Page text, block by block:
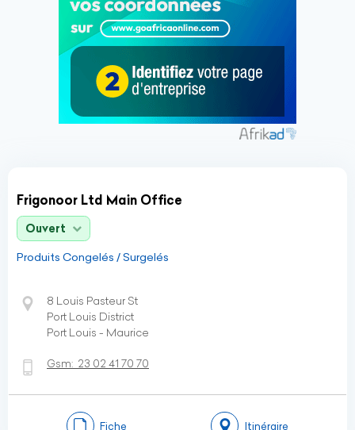
Frigonoor Ltd Main Office
Ouvert
Produits Congelés / Surgelés
8 Louis Pasteur St
Port Louis District
Port Louis - Maurice
Gsm: 23 02 41 70 70
Fiche Itinéraire